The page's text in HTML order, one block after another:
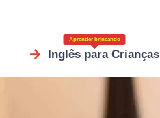
Aprender brincando
Inglês para Crianças